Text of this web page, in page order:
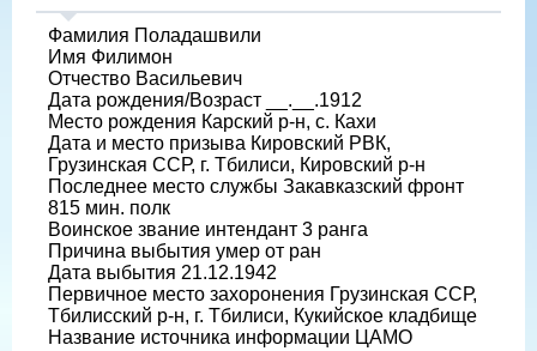
Фамилия Поладашвили
Имя Филимон
Отчество Васильевич
Дата рождения/Возраст __.__.1912
Место рождения Карский р-н, с. Кахи
Дата и место призыва Кировский РВК,
Грузинская ССР, г. Тбилиси, Кировский р-н
Последнее место службы Закавказский фронт
815 мин. полк
Воинское звание интендант 3 ранга
Причина выбытия умер от ран
Дата выбытия 21.12.1942
Первичное место захоронения Грузинская ССР,
Тбилисский р-н, г. Тбилиси, Кукийское кладбище
Название источника информации ЦАМО